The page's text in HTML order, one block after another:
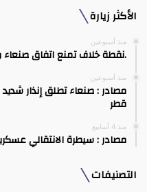
الأكثر زيارة
منذ أسبوعين
.نقطة خلاف تمنع اتفاق صنعاء
منذ أسبوعين
مصادر : صنعاء تطلق إنذار
قطر
منذ 4 أسابيع
مصادر : سيطرة الانتقالي
التصنيفات